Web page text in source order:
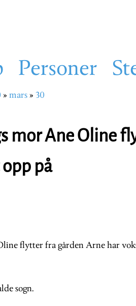
Personer
mars 30
mor Ane Oline
på
flytter fra gården Arne har
sogn.